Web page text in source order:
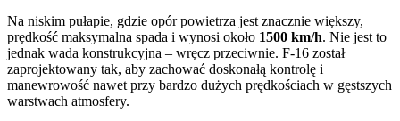
Na niskim pułapie, gdzie opór powietrza jest znacznie większy,
prędkość maksymalna spada i wynosi około 1500 km/h. Nie jest to
jednak wada konstrukcyjna – wręcz przeciwnie. F-16 został
zaprojektowany tak, aby zachować doskonałą kontrolę i
manewrowość nawet przy bardzo dużych prędkościach w gęstszych
warstwach atmosfery.